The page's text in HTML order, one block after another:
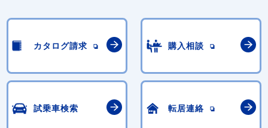
カタログ請求 購入相談
試乗車検索 転居連絡